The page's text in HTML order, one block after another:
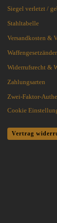
Siegel verletzt /
Stahltabelle
Versandkosten &
Widerrufsrecht &
Zahlungsarten
Zwei-Faktor-
Cookie
Vertrag